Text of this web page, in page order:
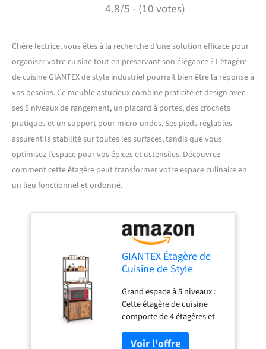
4.8/5 - (10 votes)
Chère lectrice, vous êtes à la recherche d’une solution efficace pour
organiser votre cuisine tout en préservant son élégance ? L’étagère
de cuisine GIANTEX de style industriel pourrait bien être la réponse à
vos besoins. Ce meuble astucieux combine praticité et design avec
ses 5 niveaux de rangement, un placard à portes, des crochets
pratiques et un support pour micro-ondes. Ses pieds réglables
assurent la stabilité sur toutes les surfaces, tandis que vous
optimisez l’espace pour vos épices et ustensiles. Découvrez
comment cette étagère peut transformer votre espace culinaire en
un lieu fonctionnel et ordonné.
GIANTEX Étagère de
Cuisine de Style
Rangement à 5
Niveaux avec Placard à
Portes et 3 Crochets,
Support pour Micro-
Ondes avec Pieds
Grand espace à 5 niveaux :
Cette étagère de cuisine
comporte de 4 étagères et
un meuble avec des portes.
La division logique des